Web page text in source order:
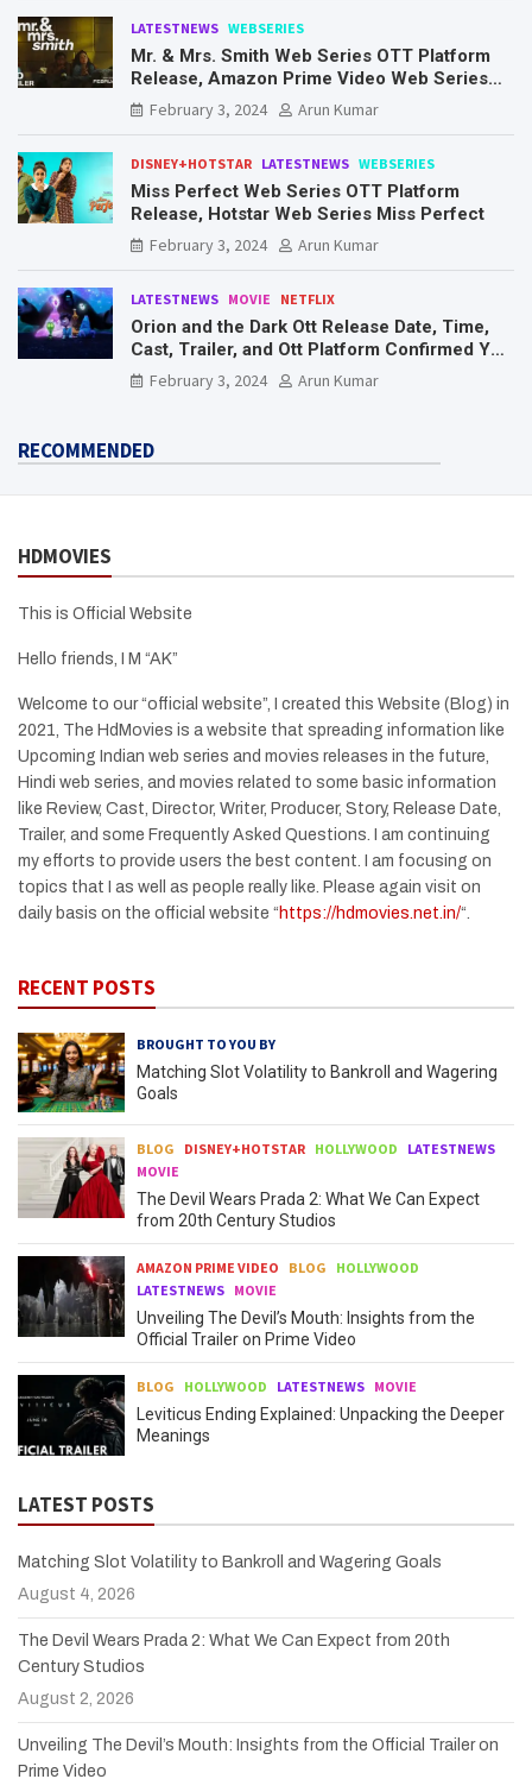
LATESTNEWS WEBSERIES
Mr. & Mrs. Smith Web Series OTT Platform
Release, Amazon Prime Video Web Series
Mr. & Mrs. Smith
February 3, 2024 Arun Kumar
DISNEY+HOTSTAR LATESTNEWS WEBSERIES
Miss Perfect Web Series OTT Platform
Release, Hotstar Web Series Miss Perfect
February 3, 2024
Arun Kumar
LATESTNEWS MOVIE NETFLIX
Orion and the Dark Ott Release Date, Time,
Cast, Trailer, and Ott Platform Confirmed You
Need To Know Here
February 3, 2024 Arun Kumar
RECOMMENDED
HDMOVIES
This is Official Website
Hello friends, I M “AK”
Welcome to our “official website”, I created this Website (Blog) in
2021, The HdMovies is a website that spreading information like
Upcoming Indian web series and movies releases in the future,
Hindi web series, and movies related to some basic information
like Review, Cast, Director, Writer, Producer, Story, Release Date,
Trailer, and some Frequently Asked Questions. I am continuing
my efforts to provide users the best content. I am focusing on
topics that I as well as people really like. Please again visit on
daily basis on the official website “ https://hdmovies.net.in/“.
RECENT POSTS
BROUGHT TO YOU BY
Matching Slot Volatility to Bankroll and Wagering
Goals
BLOG DISNEY+HOTSTAR HOLLYWOOD
LATESTNEWS
MOVIE
The Devil Wears Prada 2: What We Can Expect
from 20th Century Studios
AMAZON PRIME VIDEO BLOG
HOLLYWOOD
LATESTNEWS MOVIE
Unveiling The Devil’s Mouth: Insights from the
Official Trailer on Prime Video
BLOG HOLLYWOOD LATESTNEWS MOVIE
Leviticus Ending Explained: Unpacking the Deeper
Meanings
LATEST POSTS
Matching Slot Volatility to Bankroll and Wagering Goals
August 4, 2026
The Devil Wears Prada 2: What We Can Expect from 20th
Century Studios
August 2, 2026
Unveiling The Devil’s Mouth: Insights from the Official Trailer on
Prime Video